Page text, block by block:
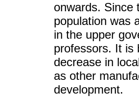
onwards. Since
population was
in the upper
professors. It is
decrease in
as other
development.